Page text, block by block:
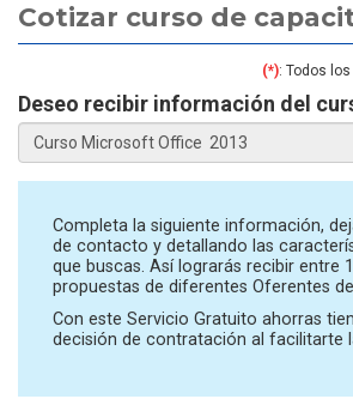
Cotizar curso de
(*): Todos
Deseo recibir información del
Completa la siguiente información,
de contacto y detallando las
que buscas. Así lograrás recibir entre
propuestas de diferentes Oferentes
Con este Servicio Gratuito ahorras
decisión de contratación al facilitarte